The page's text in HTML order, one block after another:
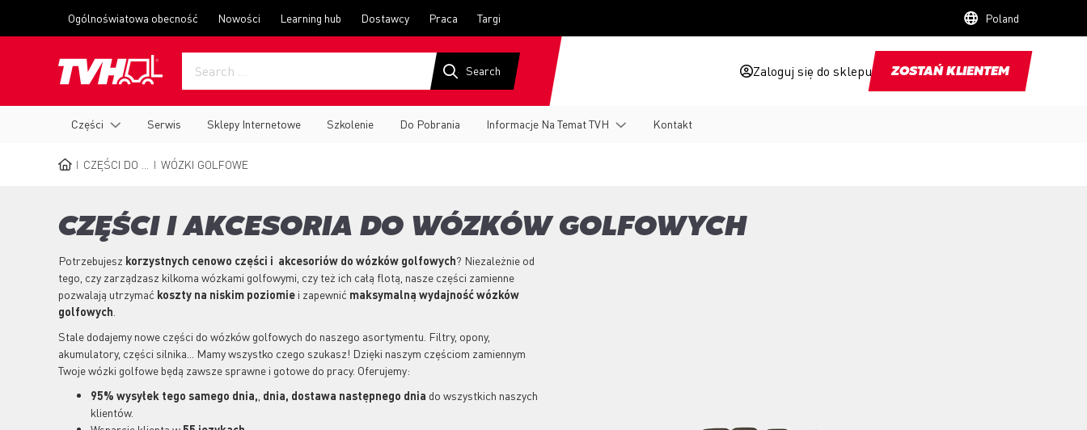
menu
Ogólnoświatowa obecność Nowości Learning hub Dostawcy Praca Targi Poland
Zaloguj się do sklepu ZOSTAŃ KLIENTEM
navigation
Części Serwis Sklepy Internetowe Szkolenie Do Pobrania Informacje Na Temat TVH Kontakt
BREADCRUMB
CZĘŚCI DO ... WÓZKI GOLFOWE
CZĘŚCI I AKCESORIA DO WÓZKÓW GOLFOWYCH
Potrzebujesz korzystnych cenowo części i akcesoriów do wózków golfowych? Niezależnie od
tego, czy zarządzasz kilkoma wózkami golfowymi, czy też ich całą flotą, nasze części zamienne
pozwalają utrzymać koszty na niskim poziomie i zapewnić maksymalną wydajność wózków
golfowych
Stale dodajemy nowe części do wózków golfowych do naszego asortymentu. Filtry, opony,
akumulatory, części silnika... Mamy wszystko czego szukasz! Dzięki naszym częściom zamiennym
Twoje wózki golfowe będą zawsze sprawne i gotowe do pracy. Oferujemy:
95% wysyłek tego samego dnia, dnia, dostawa następnego dnia do wszystkich naszych
klientów.